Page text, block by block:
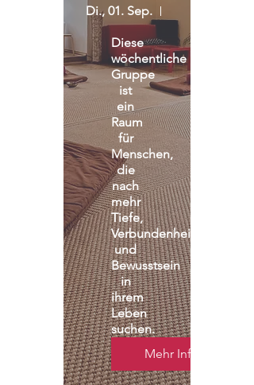
Di., 01. Sep.
Diese
wöchentliche
Gruppe
ist
ein
Raum
für
Menschen,
die
nach
mehr
Tiefe,
Verbundenheit
und
Bewusstsein
in
ihrem
Leben
suchen.
Mehr Infos